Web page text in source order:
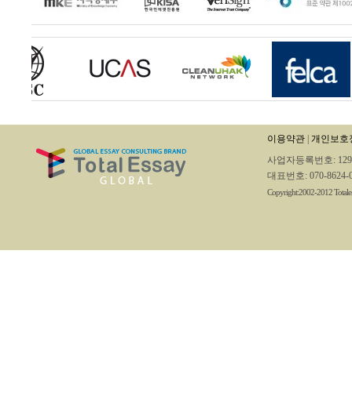
이용약관 개인보호
사업자등록번호:
대표번호: 070-8624-
Copyright:2002-2012